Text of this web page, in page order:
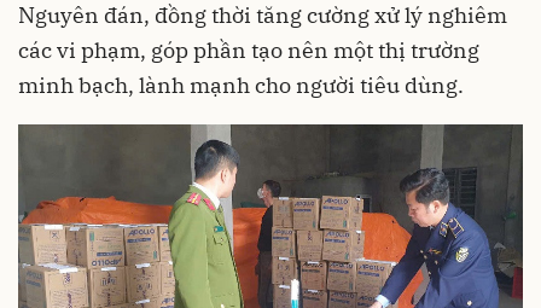
Nguyên đán, đồng thời tăng cường xử lý nghiêm
các vi phạm, góp phần tạo nên một thị trường
minh bạch, lành mạnh cho người tiêu dùng.